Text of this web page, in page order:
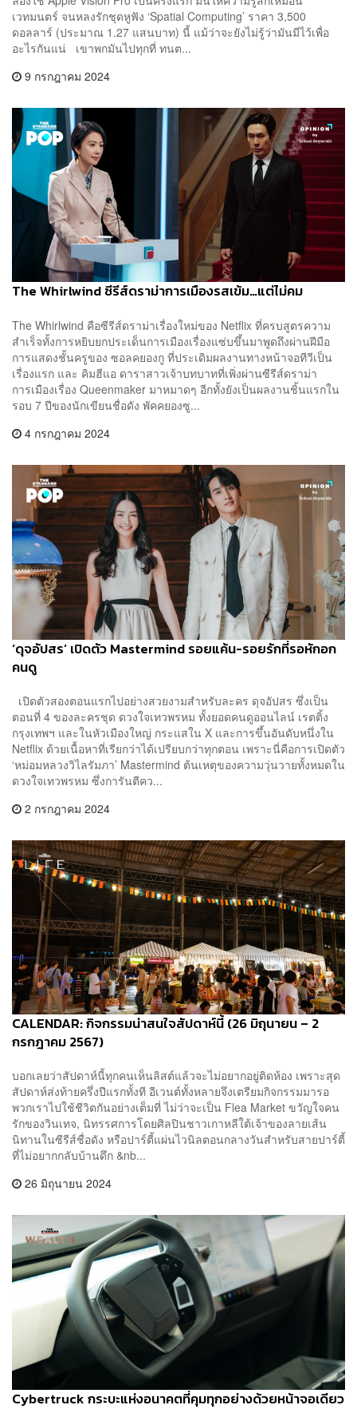
เวทมนตร์ จนหลงรักชุดหูฟัง ‘Spatial Computing’ ราคา 3,500
ดอลลาร์ (ประมาณ 1.27 แสนบาท) นี้ แม้ว่าจะยังไม่รู้ว่ามันมีไว้เพื่อ
อะไรกันแน่ เขาพกมันไปทุกที่ ทนต...
9 กรกฎาคม 2024
The Whirlwind ซีรีส์ดราม่าการเมืองรสเข้ม…แต่ไม่คม
The Whirlwind คือซีรีส์ดราม่าเรื่องใหม่ของ Netflix ที่ครบสูตรความ
สำเร็จทั้งการหยิบยกประเด็นการเมืองเรื่องแซ่บขึ้นมาพูดถึงผ่านฝีมือ
การแสดงชั้นครูของ ซอลคยองกู ที่ประเดิมผลงานทางหน้าจอทีวีเป็น
เรื่องแรก และ คิมฮีแอ ดาราสาวเจ้าบทบาทที่เพิ่งผ่านซีรีส์ดราม่า
การเมืองเรื่อง Queenmaker มาหมาดๆ อีกทั้งยังเป็นผลงานชิ้นแรกใน
รอบ 7 ปีของนักเขียนชื่อดัง พัคคยองซู...
4 กรกฎาคม 2024
‘ดุจอัปสร’ เปิดตัว Mastermind รอยแค้น-รอยรักที่รอหักอก
คนดู
เปิดตัวสองตอนแรกไปอย่างสวยงามสำหรับละคร ดุจอัปสร ซึ่งเป็น
ตอนที่ 4 ของละครชุด ดวงใจเทวพรหม ทั้งยอดคนดูออนไลน์ เรตติ้ง
กรุงเทพฯ​ และในหัวเมืองใหญ่ กระแสใน X และการขึ้นอันดับหนึ่งใน
Netflix ด้วยเนื้อหาที่เรียกว่าได้เปรียบกว่าทุกตอน เพราะนี่คือการเปิดตัว
‘หม่อมหลวงวิไลรัมภา’ Mastermind ต้นเหตุของความวุ่นวายทั้งหมดใน
ดวงใจเทวพรหม ซึ่งการันตีคว...
2 กรกฎาคม 2024
CALENDAR: กิจกรรมน่าสนใจสัปดาห์นี้ (26 มิถุนายน – 2
กรกฎาคม 2567)
บอกเลยว่าสัปดาห์นี้ทุกคนเห็นลิสต์แล้วจะไม่อยากอยู่ติดห้อง เพราะสุด
สัปดาห์ส่งท้ายครึ่งปีแรกทั้งที อีเวนต์ทั้งหลายจึงเตรียมกิจกรรมมารอ
พวกเราไปใช้ชีวิตกันอย่างเต็มที่ ไม่ว่าจะเป็น Flea Market ขวัญใจคน
รักของวินเทจ, นิทรรศการโดยศิลปินชาวเกาหลีใต้เจ้าของลายเส้น
นิทานในซีรีส์ชื่อดัง หรือปาร์ตี้แผ่นไวนิลตอนกลางวันสำหรับสายปาร์ตี้
ที่ไม่อยากกลับบ้านดึก &nb...
26 มิถุนายน 2024
Cybertruck กระบะแห่งอนาคตที่คุมทุกอย่างด้วยหน้าจอเดียว